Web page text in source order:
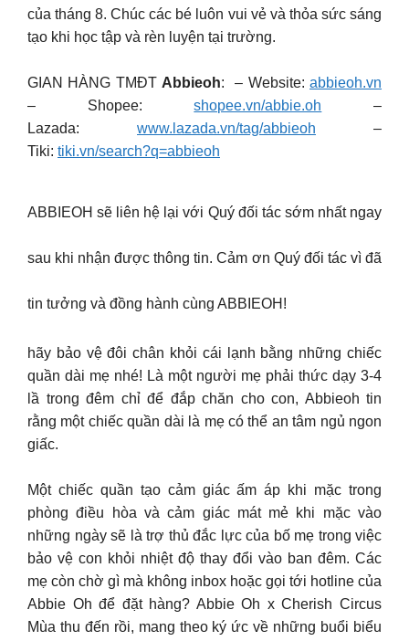
của tháng 8. Chúc các bé luôn vui vẻ và thỏa sức sáng
tạo khi học tập và rèn luyện tại trường.
GIAN HÀNG TMĐT Abbieoh: – Website:abbieoh.vn
– Shopee:shopee.vn/abbie.oh –
Lazada: www.lazada.vn/tag/abbieoh –
Tiki: tiki.vn/search?q=abbieoh
ABBIEOH sẽ liên hệ lại với Quý đối tác sớm nhất ngay
sau khi nhận được thông tin. Cảm ơn Quý đối tác vì đã
tin tưởng và đồng hành cùng ABBIEOH!
hãy bảo vệ đôi chân khỏi cái lạnh bằng những chiếc
quần dài mẹ nhé! Là một người mẹ phải thức dạy 3-4
lầ trong đêm chỉ để đắp chăn cho con, Abbieoh tin
rằng một chiếc quần dài là mẹ có thể an tâm ngủ ngon
giấc.
Một chiếc quần tạo cảm giác ấm áp khi mặc trong
phòng điều hòa và cảm giác mát mẻ khi mặc vào
những ngày sẽ là trợ thủ đắc lực của bố mẹ trong việc
bảo vệ con khỏi nhiệt độ thay đổi vào ban đêm. Các
mẹ còn chờ gì mà không inbox hoặc gọi tới hotline của
Abbie Oh để đặt hàng? Abbie Oh x Cherish Circus
Mùa thu đến rồi, mang theo ký ức về những buổi biểu